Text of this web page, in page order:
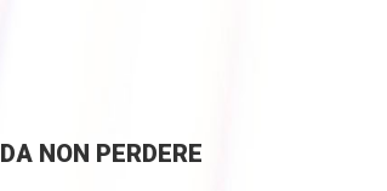
DANON PERDERE